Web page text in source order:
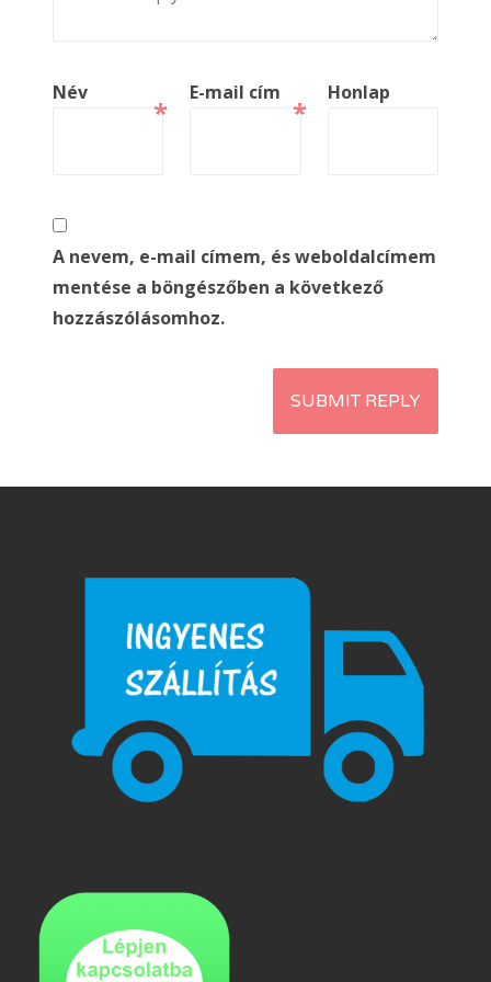
Név
*
E-mail cím
*
Honlap
A nevem, e-mail címem, és weboldalcímem
mentése a böngészőben a következő
hozzászólásomhoz.